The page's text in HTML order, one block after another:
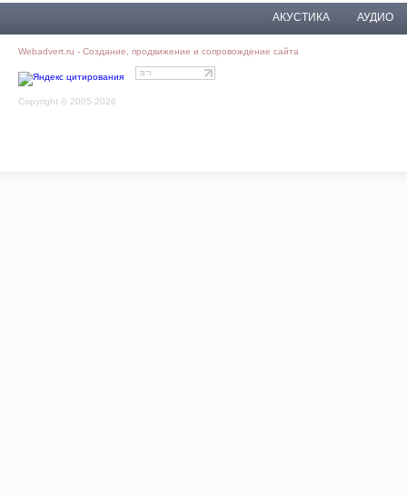
АКУСТИКА АУДИО
Webadvert.ru - Создание, продвижение и сопровождение сайта
Copyright © 2005-2026